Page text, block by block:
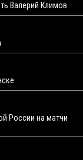
Валерий Климов
России на матчи